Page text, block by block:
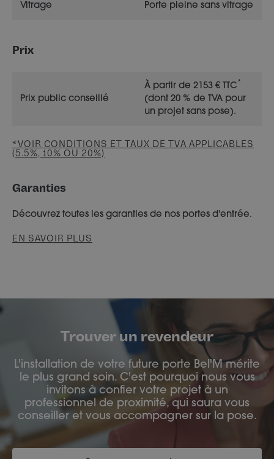
Vitrage Porte pleine sans vitrage
Prix
Prix public conseillé
À partir de 2153 € TTC *
(dont 20 % de TVA pour
un projet sans pose).
*VOIR CONDITIONS ET TAUX DE TVA APPLICABLES
(5.5%, 10% OU 20%)
Garanties
Découvrez toutes les garanties de nos portes d'entrée.
EN SAVOIR PLUS
Trouver un revendeur
L'installation de votre future porte Bel'M mérite
le plus grand soin. C'est pourquoi nous vous
invitons à confier votre projet à un
professionnel de proximité, qui saura vous
conseiller et vous accompagner sur la pose.